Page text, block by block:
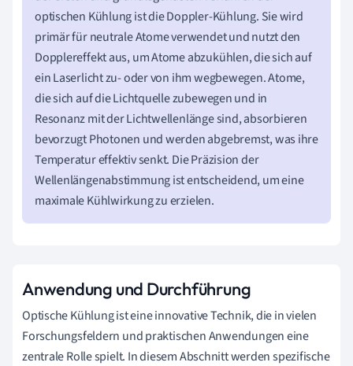
optischen Kühlung ist die Doppler-Kühlung. Sie wird
primär für neutrale Atome verwendet und nutzt den
Dopplereffekt aus, um Atome abzukühlen, die sich auf
ein Laserlicht zu- oder von ihm wegbewegen. Atome,
die sich auf die Lichtquelle zubewegen und in
Resonanz mit der Lichtwellenlänge sind, absorbieren
bevorzugt Photonen und werden abgebremst, was ihre
Temperatur effektiv senkt. Die Präzision der
Wellenlängenabstimmung ist entscheidend, um eine
maximale Kühlwirkung zu erzielen.
Anwendung und Durchführung
Optische Kühlung ist eine innovative Technik, die in vielen
Forschungsfeldern und praktischen Anwendungen eine
zentrale Rolle spielt. In diesem Abschnitt werden spezifische